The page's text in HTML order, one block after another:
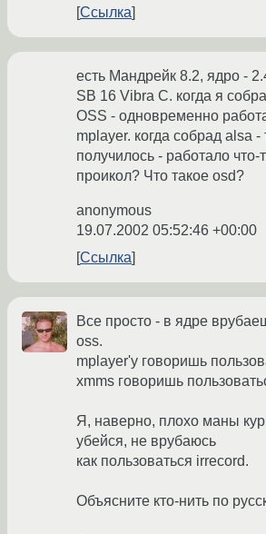
Ссылка
есть Мандрейк 8.2, ядро -
SB 16 Vibra C. когда я
OSS - одновременно
mplayer. когда собрад alsa -
получилось - работало что-
проикол? Что такое osd?
anonymous
19.07.2002 05:52:46 +00:00
Ссылка
Все просто - в ядре
oss.
mplayer'у говоришь
xmms говоришь
Я, наверно, плохо маны
убейся, не врубаюсь
как пользоваться irrecord.
Объясните кто-нить по